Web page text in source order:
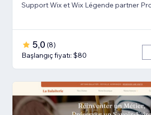
Support Wix et Wix Légende partner
5,0 (8)
Başlangıç fiyatı: $80